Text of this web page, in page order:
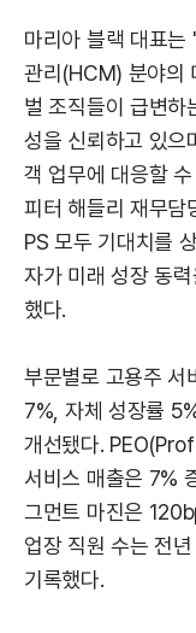
마리아 블랙 대표는
관리(HCM) 분야의
벌 조직들이 급변하
성을 신뢰하고 있으
객 업무에 대응할
피터 해들리 재무담
PS 모두 기대치를
자가 미래 성장 동
했다.
부문별로 고용주 서
7%, 자체 성장률
개선됐다.
서비스 매출은 7%
그먼트 마진은
업장 직원 수는 전
기록했다.